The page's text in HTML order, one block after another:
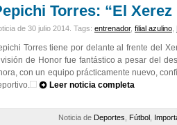
Torres: “El
de 30 julio 2014. Tags: entrenador, filial azulino
Torres tiene por delante al frente del
de Honor fue fantástico a pesar del
con un equipo prácticamente nuevo,
Leer noticia completa
Noticia de Deportes Fútbol